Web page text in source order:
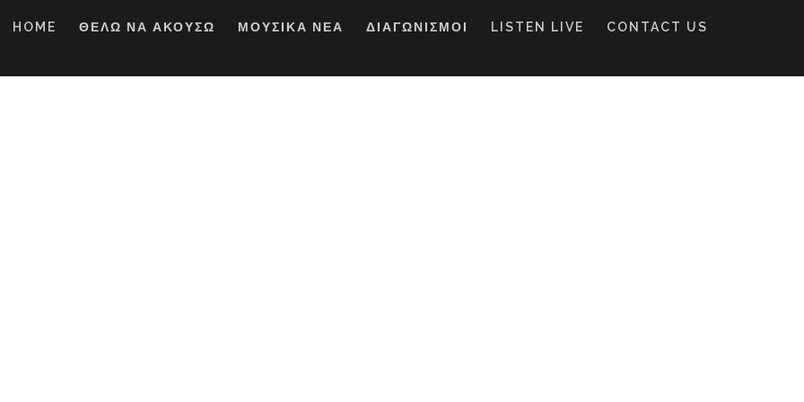
HOME ΘΕΛΩ ΝΑ ΑΚΟΥΣΩ ΜΟΥΣΙΚΑ ΝΕΑ ΔΙΑΓΩΝΙΣΜΟΙ LISTEN LIVE CONTACT US